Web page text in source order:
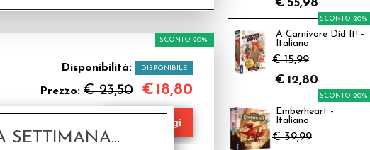
Disponibilità: DISPONIBILE
Prezzo: € 23,50
SCONTO 20%
€18,80
€ 55,98
A Carnivore Did It! -
Italiano
€ 15,99
SCONTO 20%
€ 12,80
Emberheart -
Italiano
€ 39,99
SCONTO 20%
SETTIMANA...